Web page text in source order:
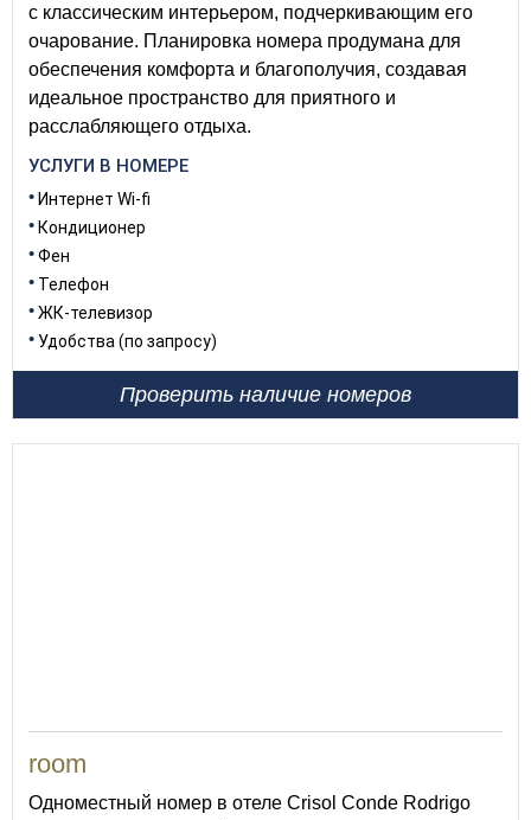
с классическим интерьером, подчеркивающим его
очарование. Планировка номера продумана для
обеспечения комфорта и благополучия, создавая
идеальное пространство для приятного и
расслабляющего отдыха.
УСЛУГИ В НОМЕРЕ
Интернет Wi-fi
Кондиционер
Фен
Телефон
ЖК-телевизор
Удобства (по запросу)
Проверить наличие номеров
room
Одноместный номер в отеле Crisol Conde Rodrigo